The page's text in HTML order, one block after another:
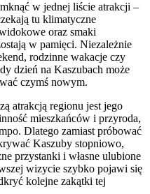
w jednej liście atrakcji –
tu klimatyczne
oraz smaki
w pamięci. Niezależnie
rodzinne wakacje czy
dzień na Kaszubach może
czymś nowym.
atrakcją regionu jest jego
mieszkańców i przyroda,
Dlatego zamiast próbować
Kaszuby stopniowo,
przystanki i własne ulubione
wizycie szybko pojawi się
kolejne zakątki tej